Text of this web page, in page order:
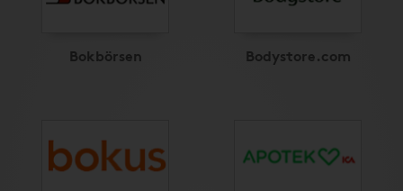
Bokbörsen Bodystore.com